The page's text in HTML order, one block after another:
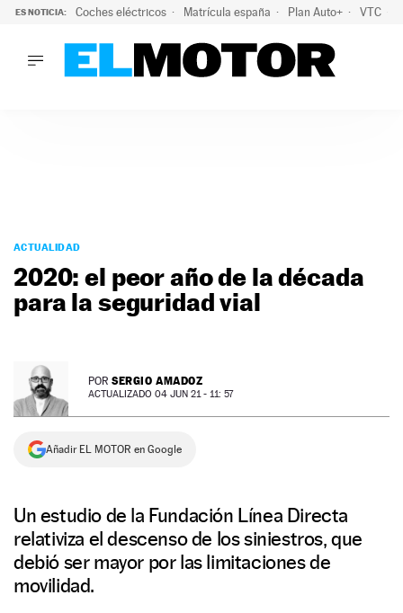
ES NOTICIA: Coches eléctricos Matrícula españa Plan Auto+ VTC
PODCAST
MOTOS
TECNOLOGÍA
SUPERCOCHES
PREMIOS
SERVICIOS
ACTUALIDAD
2020: el peor año de la década
para la seguridad vial
POR SERGIO AMADOZ
ACTUALIZADO 04 JUN 21 - 11: 57
Añadir EL MOTOR en Google
Un estudio de la Fundación Línea Directa
relativiza el descenso de los siniestros, que
debió ser mayor por las limitaciones de
movilidad.